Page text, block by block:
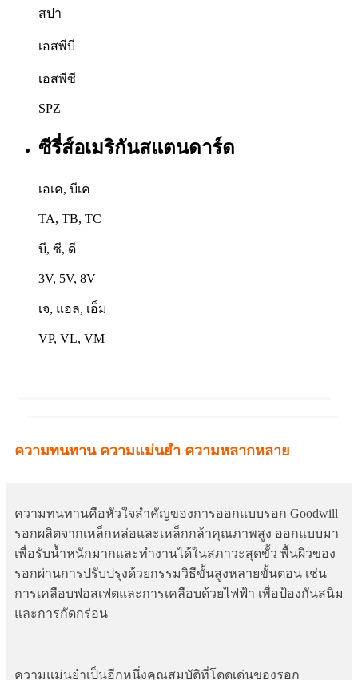
สปา
เอสพีบี
เอสพีซี
SPZ
ซีรี่ส์อเมริกันสแตนดาร์ด
เอเค, บีเค
TA, TB, TC
บี, ซี, ดี
3V, 5V, 8V
เจ, แอล, เอ็ม
VP, VL, VM
ความทนทาน ความแม่นยำ ความหลากหลาย
ความทนทานคือหัวใจสำคัญของการออกแบบรอก Goodwill
รอกผลิตจากเหล็กหล่อและเหล็กกล้าคุณภาพสูง ออกแบบมา
เพื่อรับน้ำหนักมากและทำงานได้ในสภาวะสุดขั้ว พื้นผิวของ
รอกผ่านการปรับปรุงด้วยกรรมวิธีขั้นสูงหลายขั้นตอน เช่น
การเคลือบฟอสเฟตและการเคลือบด้วยไฟฟ้า เพื่อป้องกันสนิม
และการกัดกร่อน
ความแม่นยำเป็นอีกหนึ่งคุณสมบัติที่โดดเด่นของรอก